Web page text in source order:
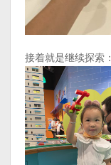
接着就是继续探索：